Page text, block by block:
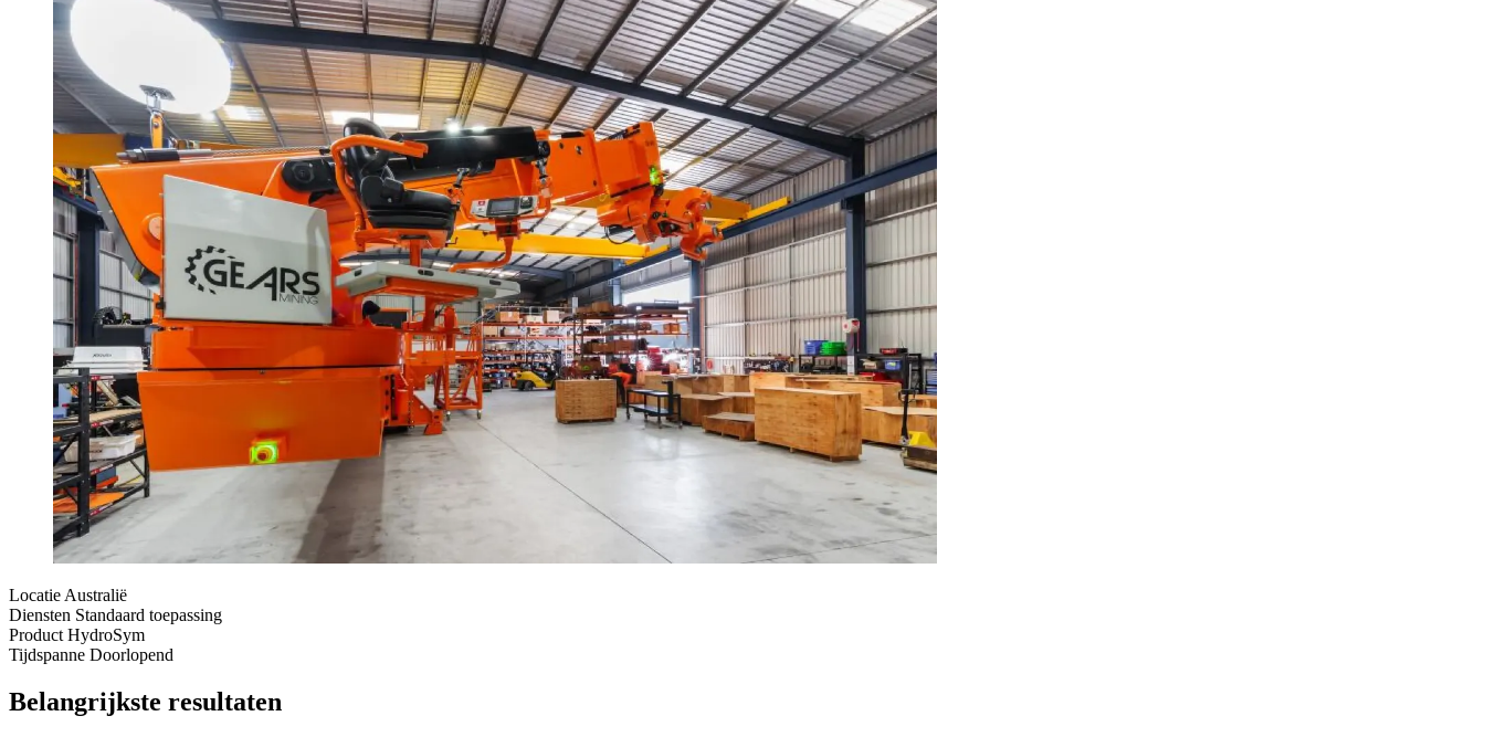
Locatie Australië
Diensten Standaard toepassing
Product HydroSym
Tijdspanne Doorlopend
Belangrijkste resultaten